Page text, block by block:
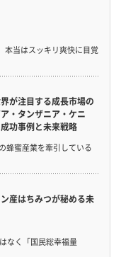
本当はスッキリ爽快に目覚
が注目する成長市場の
・タンザニア・ケニ
功事例と未来戦略
蜂蜜産業を牽引している
産はちみつが秘める未
なく「国民総幸福量